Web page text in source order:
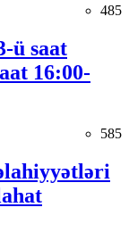
485
ü saat
16:00-
585